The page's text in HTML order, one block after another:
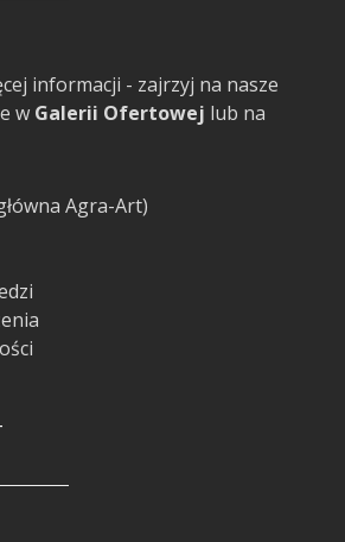
informacji - zajrzyj na nasze
w Galerii Ofertowej lub na
Agra-Art)